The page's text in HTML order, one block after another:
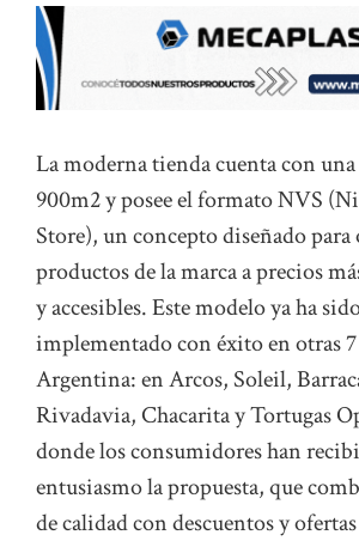
La moderna tienda cuenta con
900m2 y posee el formato NVS
Store), un concepto diseñado para
productos de la marca a precios
y accesibles. Este modelo ya ha
implementado con éxito en otras
Argentina: en Arcos, Soleil,
Rivadavia, Chacarita y Tortugas
donde los consumidores han
entusiasmo la propuesta, que
de calidad con descuentos y